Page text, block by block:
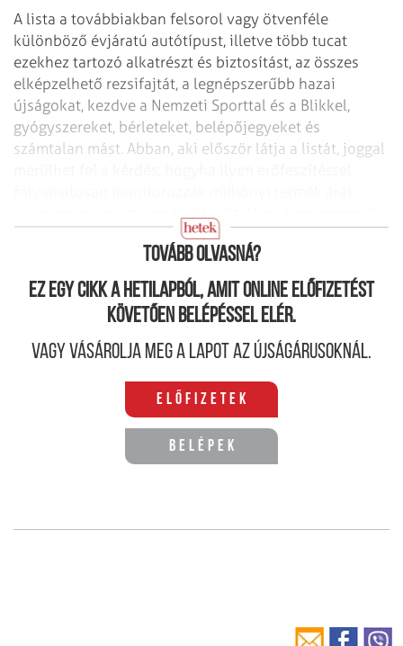
A lista a továbbiakban felsorol vagy ötvenféle
különböző évjáratú autótípust, illetve több tucat
ezekhez tartozó alkatrészt és biztosítást, az összes
elképzelhető rezsifajtát, a legnépszerűbb hazai
újságokat, kezdve a Nemzeti Sporttal és a Blikkel,
gyógyszereket, bérleteket, belépőjegyeket és
számtalan mást. Abban, aki először látja a listát, joggal
emelkedtek a megélhetési költségeim?
Tovább olvasná?
Ez egy cikk a hetilapból, amit online előfizetést
követően belépéssel elér.
Vagy vásárolja meg a lapot az újságárusoknál.
Előfizetek
Belépek